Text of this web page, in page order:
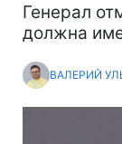
Генерал
должна
ВАЛЕРИЙ